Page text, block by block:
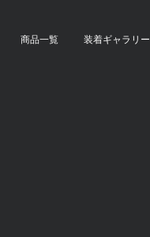
商品一覧 装着ギャラリー